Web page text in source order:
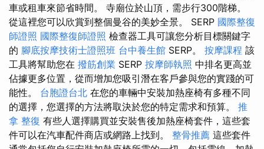
車或租車來節省時間。 寺廟位於山頂，需步行300階梯。
從這裡您可以欣賞到整個曼谷的美妙全景。 SERP 國際整復
師證照 國際整復師證照 檢查器工具可讓您分析目標關鍵字
的 腳底按摩技術士證照班 台中養生館 SERP。 按摩課程 該
工具將幫助您在 撥筋創業 SERP 按摩師執照 中排名更高並
佔據更多位置，從而增加您吸引潛在客戶參與您的實踐的可
能性。 台胞證台北 在您的車輛中安裝加熱座椅有多種不同
的選擇，您選擇的方法將取決於您的特定需求和預算。 推
拿 整復 有些人選擇購買並安裝售後加熱座椅套件，這些套
件可以在汽車配件商店或網路上找到。 整骨推薦 這些套件